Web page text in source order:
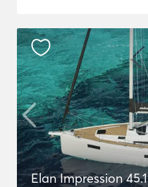
Elan Impression 45.1